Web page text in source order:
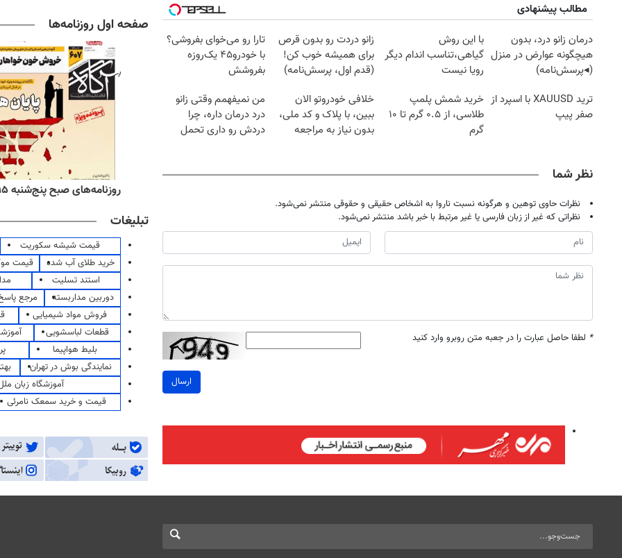
مطالب پیشنهادی
درمان زانو درد، بدون
هیچگونه عوارض در منزل
(◂پرسش‌نامه)
با این روش
گیاهی،تناسب اندام دیگر
رویا نیست
زانو دردت رو بدون قرص
برای همیشه خوب کن!
(قدم اول، پرسش‌نامه)
تارا رو می‌خوای بفروشی؟
با خودرو۴۵ یک‌روزه
بفروشش
ترید XAUUSD با اسپرد از
صفر پیپ
خرید شمش پلمپ
طلاسی، از ۰.۵ گرم تا ۱۰
گرم
خلافی خودروتو الان
ببین، با پلاک و کد ملی،
بدون نیاز به مراجعه
من نمیفهمم وقتی زانو
درد درمان داره، چرا
دردش رو داری تحمل
نظر شما
نظرات حاوی توهین و هرگونه نسبت ناروا به اشخاص حقیقی و حقوقی منتشر نمی‌شود.
نظراتی که غیر از زبان فارسی یا غیر مرتبط با خبر باشد منتشر نمی‌شود.
* لطفا حاصل عبارت را در جعبه متن روبرو وارد کنید
ارسال
صفحه اول روزنامه‌ها
روزنامه‌های صبح پنج‌شنبه ۱۵ مرداد ۱۴۰۵
تبلیغات
قیمت شیشه سکوریت
خرید طلای آب شده
قیمت
استند تسلیت
دوربین مداربسته
مرجع
فروش مواد شیمیایی
قطعات لباسشویی
بلیط هواپیما
نمایندگی بوش در تهران
آموزشگاه زبان
قیمت و خرید سمعک نامرئی